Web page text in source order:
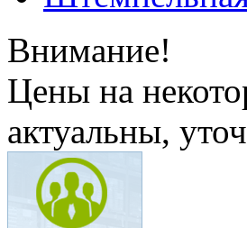
Внимание!
Цены на
актуальны,